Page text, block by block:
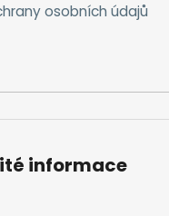
osobních údajů
informace